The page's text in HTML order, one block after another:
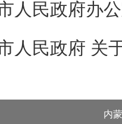
人民政府 关
内